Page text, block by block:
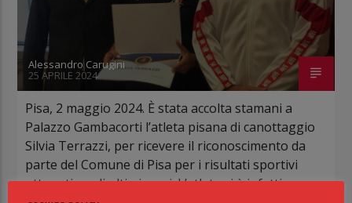
Alessandro Carugini
25 APRILE 2024
Pisa, 2 maggio 2024. È stata accolta stamani a
Palazzo Gambacorti l’atleta pisana di canottaggio
Silvia Terrazzi, per ricevere il riconoscimento da
parte del Comune di Pisa per i risultati sportivi
ottenuti negli ultimi mesi. L’atleta si è infatti